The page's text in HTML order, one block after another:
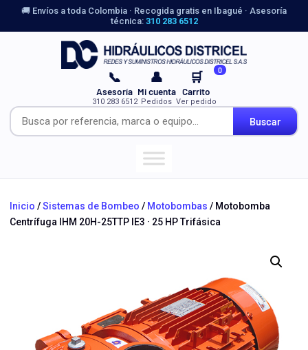
🚚 Envíos a toda Colombia · Recogida gratis en Ibagué · Asesoría
técnica: 310 283 6512
Buscar
📞
Asesoría
310 283 6512
👤
Mi cuenta
Pedidos
🛒 0
Carrito
Ver pedido
Inicio /Sistemas de Bombeo / Motobombas / Motobomba
Centrífuga IHM 20H-25TTP IE3 · 25 HP Trifásica